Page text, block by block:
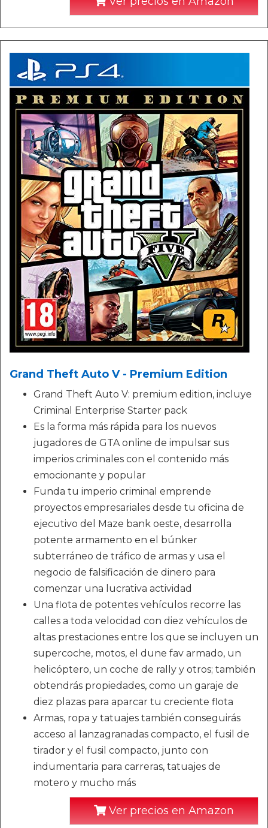
Grand Theft Auto V - Premium Edition
Grand Theft Auto V: premium edition, incluye
Criminal Enterprise Starter pack
Es la forma más rápida para los nuevos
jugadores de GTA online de impulsar sus
imperios criminales con el contenido más
emocionante y popular
Funda tu imperio criminal emprende
proyectos empresariales desde tu oficina de
ejecutivo del Maze bank oeste, desarrolla
potente armamento en el búnker
subterráneo de tráfico de armas y usa el
negocio de falsificación de dinero para
comenzar una lucrativa actividad
Una flota de potentes vehículos recorre las
calles a toda velocidad con diez vehículos de
altas prestaciones entre los que se incluyen un
supercoche, motos, el dune fav armado, un
helicóptero, un coche de rally y otros; también
obtendrás propiedades, como un garaje de
diez plazas para aparcar tu creciente flota
Armas, ropa y tatuajes también conseguirás
acceso al lanzagranadas compacto, el fusil de
tirador y el fusil compacto, junto con
indumentaria para carreras, tatuajes de
motero y mucho más
Ver precios en Amazon